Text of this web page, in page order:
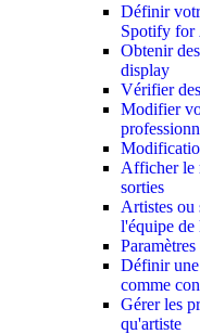
Définir
Spotify for
Obtenir
display
Vérifier
Modifier
Afficher le
sorties
Artistes ou
l'équipe de
Définir une
comme
Gérer les
qu'artiste